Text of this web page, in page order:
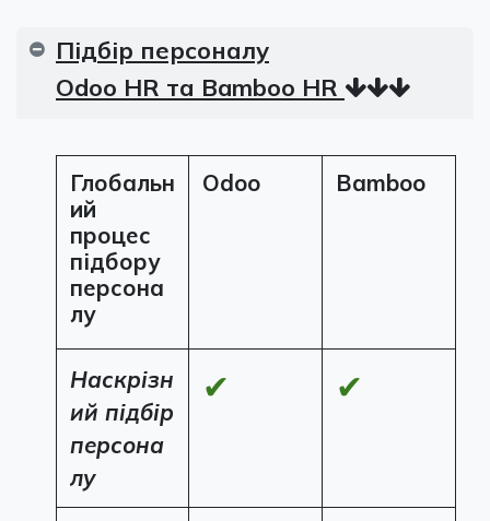
Підбір персоналу
Odoo HR та Bamboo HR
Глобальн
ий
процес
підбору
персона
лу
Odoo Bamboo
Наскрізн
ий підбір
персона
лу
✔ ✔